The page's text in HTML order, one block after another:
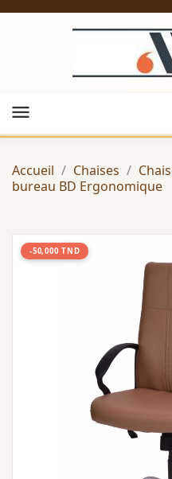
menu
Accueil Chaises
bureau BD Ergonomique
-50,000 TND